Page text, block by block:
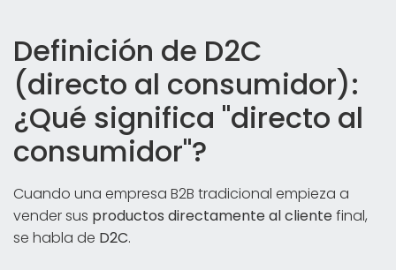
Definición de D2C
(directo al consumidor):
¿Qué significa "directo al
consumidor"?
Cuando una empresa B2B tradicional empieza a
vender sus productos directamente al clientefinal,
se habla de D2C.